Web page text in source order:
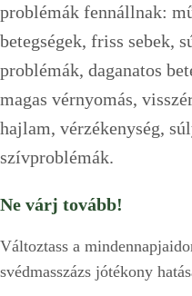
problémák fennállnak:
betegségek, friss sebek,
problémák, daganatos
magas vérnyomás,
hajlam, vérzékenység,
szívproblémák.
Ne várj tovább!
Változtass a
svédmasszázs jótékony